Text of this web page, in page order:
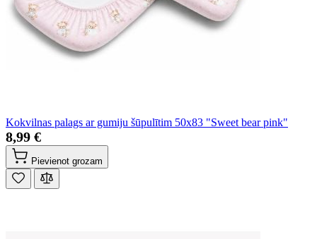
Kokvilnas palags ar gumiju šūpulītim 50x83 "Sweet bear pink"
8,99 €
Pievienot grozam